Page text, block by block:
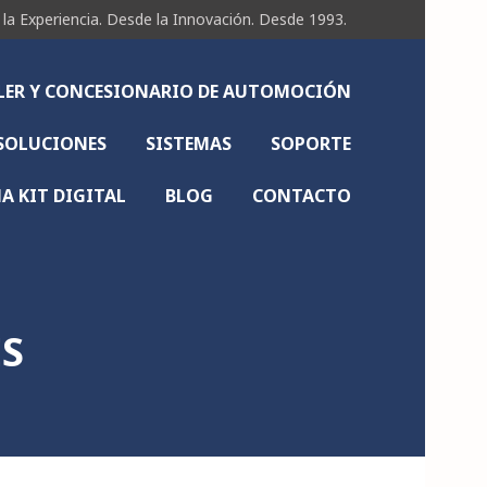
Experiencia. Desde la Innovación. Desde 1993.
Y CONCESIONARIO DE AUTOMOCIÓN
SISTEMAS SOPORTE
KIT DIGITAL BLOG CONTACTO